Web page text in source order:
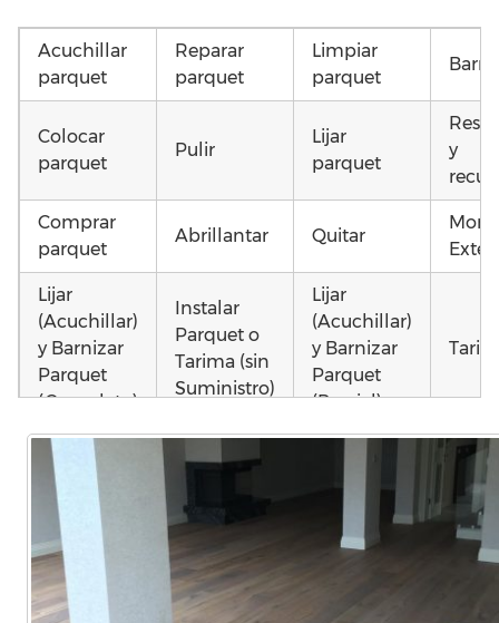
Acuchillar
parquet
Reparar
parquet
Limpiar
parquet
Colocar
parquet
Pulir
Lijar
parquet
y
Comprar
parquet
Abrillantar Quitar
Lijar
(Acuchillar)
y Barnizar
Parquet
(Completo)
Instalar
Parquet o
Tarima (sin
Suministro)
Lijar
(Acuchillar)
y Barnizar
Parquet
(Parcial)
Colocar
parquet o
Tarima
Local
Comercial
Tarima
Vivienda
(Completa)
Tarima
(Parcial)